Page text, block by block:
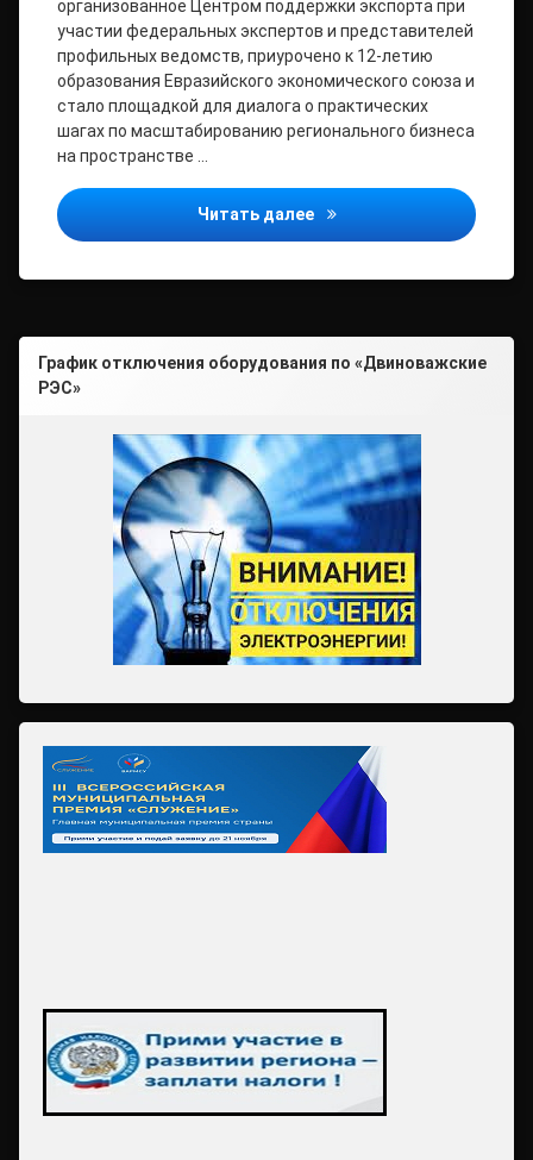
организованное Центром поддержки экспорта при
участии федеральных экспертов и представителей
профильных ведомств, приурочено к 12-летию
образования Евразийского экономического союза и
стало площадкой для диалога о практических
шагах по масштабированию регионального бизнеса
на пространстве …
Читать далее С предпринимателями
График отключения оборудования по «Двиноважские
РЭС»